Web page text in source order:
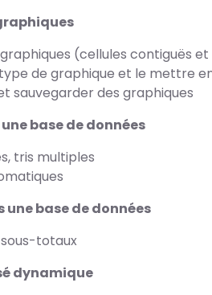
(cellules contiguës
de graphique et le mettre
sauvegarder des graphiques
base de données
tris multiples
une base de données
totaux
dynamique